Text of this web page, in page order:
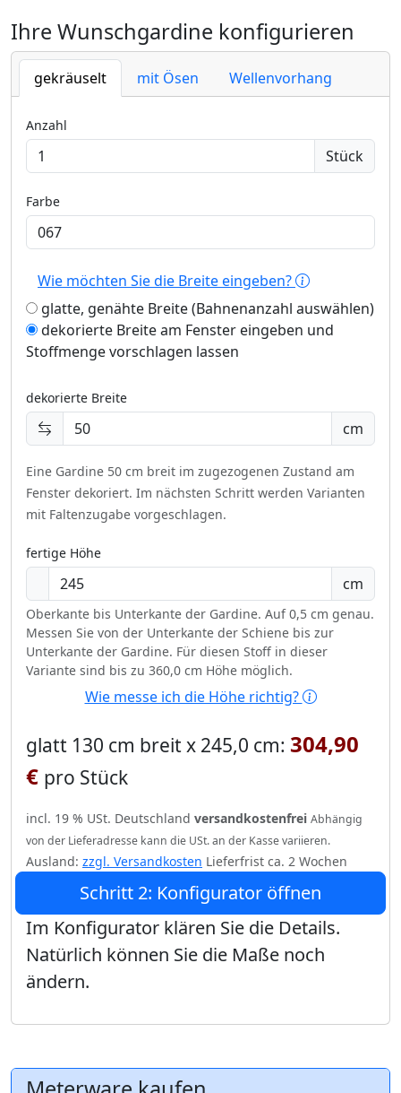
Ihre Wunschgardine konfigurieren
gekräuselt mit Ösen Wellenvorhang
Anzahl
Stück
Farbe
Wie möchten Sie die Breite eingeben?
glatte, genähte Breite (Bahnenanzahl auswählen)
dekorierte Breite am Fenster eingeben und
Stoffmenge vorschlagen lassen
dekorierte Breite
cm
Eine Gardine 50 cm breit im zugezogenen Zustand am
Fenster dekoriert. Im nächsten Schritt werden Varianten
mit Faltenzugabe vorgeschlagen.
fertige Höhe
cm
Oberkante bis Unterkante der Gardine. Auf 0,5 cm genau.
Messen Sie von der Unterkante der Schiene bis zur
Unterkante der Gardine. Für diesen Stoff in dieser
Variante sind bis zu 360,0 cm Höhe möglich.
Wie messe ich die Höhe richtig?
glatt 130 cm breit x 245,0 cm: 304,90
€ pro Stück
incl. 19 % USt. Deutschland versandkostenfrei Abhängig
von der Lieferadresse kann die USt. an der Kasse variieren.
Ausland: zzgl. Versandkosten Lieferfrist ca. 2 Wochen
Schritt 2: Konfigurator öffnen
Im Konfigurator klären Sie die Details.
Natürlich können Sie die Maße noch
ändern.